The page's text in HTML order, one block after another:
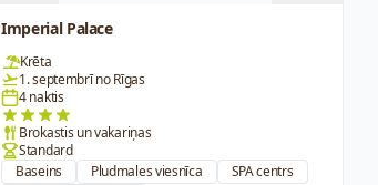
Imperial Palace
Krēta
1. septembrī no Rīgas
4 naktis
Brokastis un vakariņas
Standard
Baseins
Pludmales viesnīca
SPA centrs